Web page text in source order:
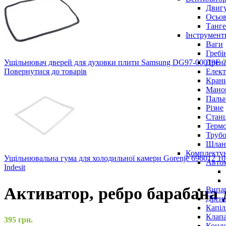
Ваги
Різне
Ущільнювач дверей для духовки плити Samsung DG97-00019E
Повернутися до товарів
Ущільнювальна гума для холодильної камери Gorenje 696012
Indesit
Активатор, ребро
395 грн.